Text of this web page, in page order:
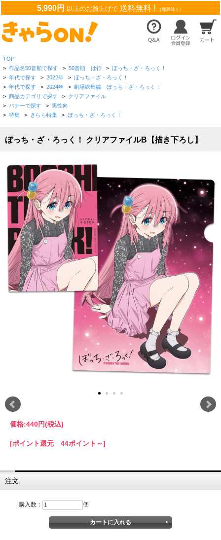
5,990円 以上のお買上げで 送料無料 ! （離島除く）
TOP
> 作品名50音順で探す > 50音順 は行 > ぼっち・ざ・ろっく！
> 年代で探す > 2022年 > ぼっち・ざ・ろっく！
> 年代で探す > 2024年 > 劇場総集編 ぼっち・ざ・ろっく！
> 商品カテゴリで探す > クリアファイル
> バナーで探す > 男性向
> 特集 > きらら特集 > ぼっち・ざ・ろっく！
ぼっち・ざ・ろっく！ クリアファイルB【描き下ろし】
価格:440円(税込)
[ポイント還元 44ポイント～]
注文
購入数： 個